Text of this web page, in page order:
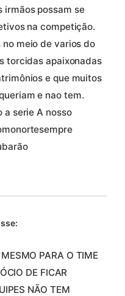
irmãos possam se
na competição.
meio de varios do
torcidas apaixonadas
e que muitos
e nao tem.
a serie A nosso
PARA O TIME
DE FICAR
NÃO TEM